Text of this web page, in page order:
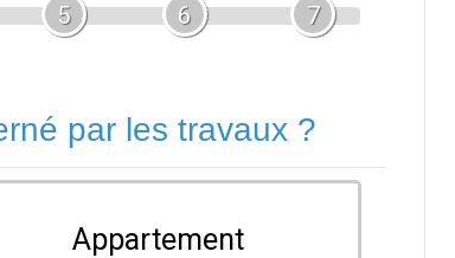
5 6 7
par les travaux ?
Appartement